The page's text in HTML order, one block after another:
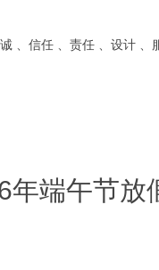
、信任 、责任 、设计 、
年端午节放